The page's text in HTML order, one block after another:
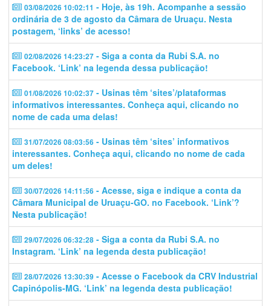
03/08/2026 10:02:11 - Hoje, às 19h. Acompanhe a sessão
ordinária de 3 de agosto da Câmara de Uruaçu. Nesta
postagem, ‘links’ de acesso!
02/08/2026 14:23:27 - Siga a conta da Rubi S.A. no
Facebook. ‘Link’ na legenda dessa publicação!
01/08/2026 10:02:37 - Usinas têm ‘sites’/plataformas
informativos interessantes. Conheça aqui, clicando no
nome de cada uma delas!
31/07/2026 08:03:56 - Usinas têm ‘sites’ informativos
interessantes. Conheça aqui, clicando no nome de cada
um deles!
30/07/2026 14:11:56 - Acesse, siga e indique a conta da
Câmara Municipal de Uruaçu-GO. no Facebook. ‘Link’?
Nesta publicação!
29/07/2026 06:32:28 - Siga a conta da Rubi S.A. no
Instagram. ‘Link’ na legenda desta publicação!
28/07/2026 13:30:39 - Acesse o Facebook da CRV Industrial
Capinópolis-MG. ‘Link’ na legenda desta publicação!